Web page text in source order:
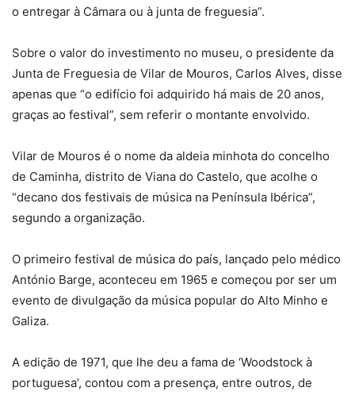
o entregar à Câmara ou à junta de freguesia”.
Sobre o valor do investimento no museu, o presidente da
Junta de Freguesia de Vilar de Mouros, Carlos Alves, disse
apenas que “o edifício foi adquirido há mais de 20 anos,
graças ao festival”, sem referir o montante envolvido.
Vilar de Mouros é o nome da aldeia minhota do concelho
de Caminha, distrito de Viana do Castelo, que acolhe o
“decano dos festivais de música na Península Ibérica”,
segundo a organização.
O primeiro festival de música do país, lançado pelo médico
António Barge, aconteceu em 1965 e começou por ser um
evento de divulgação da música popular do Alto Minho e
Galiza.
A edição de 1971, que lhe deu a fama de ‘Woodstock à
portuguesa’, contou com a presença, entre outros, de